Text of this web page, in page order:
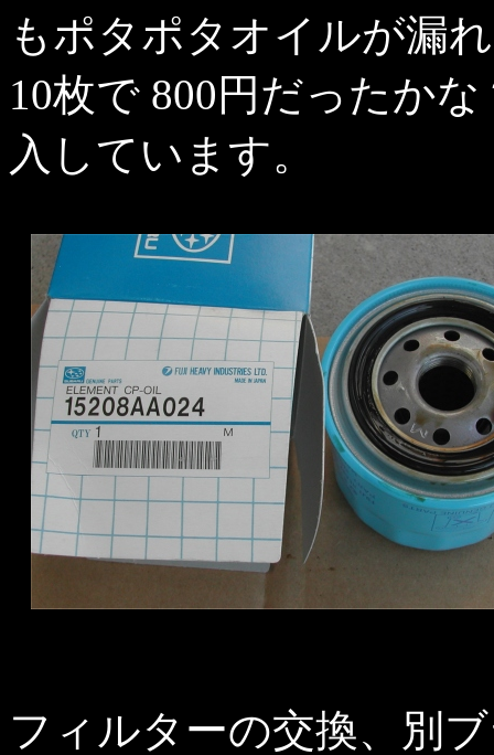
もポタポタオイルが漏
10枚で 800円だったか
入しています。
フィルターの交換、別